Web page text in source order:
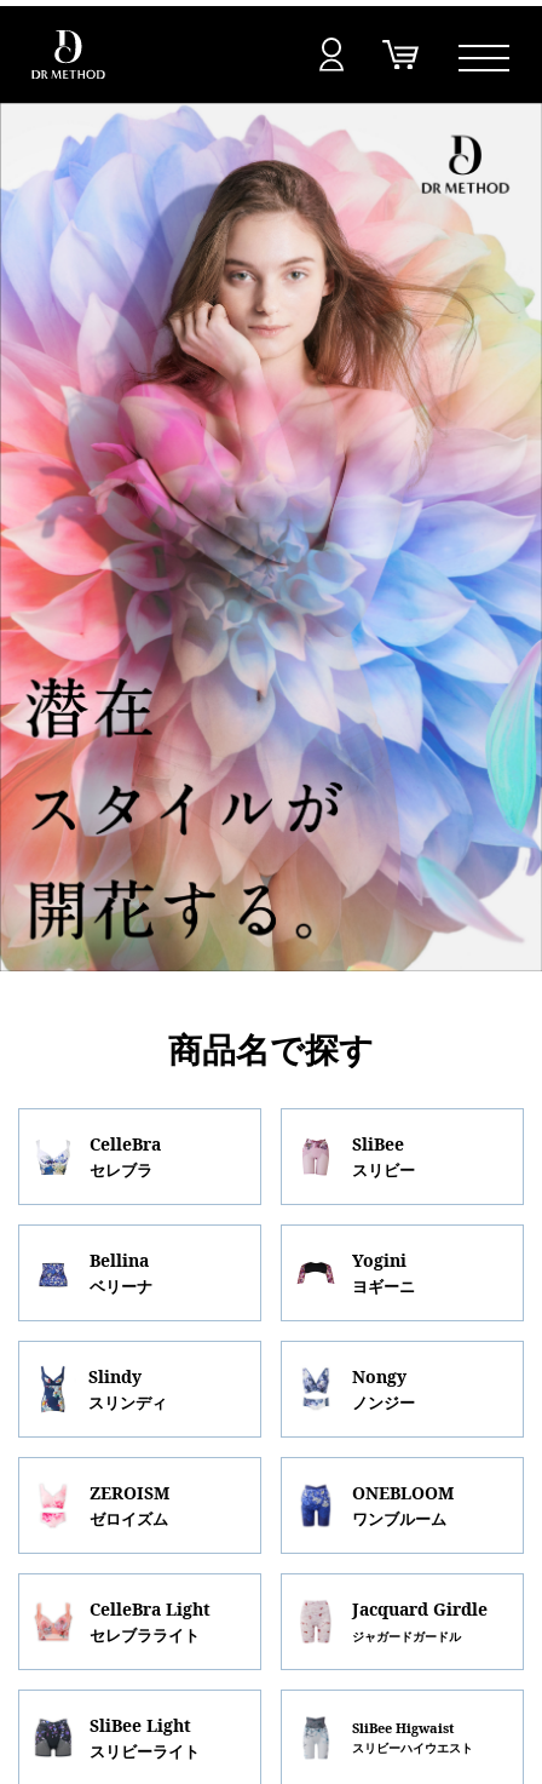
商品名で探す
CelleBra
セレブラ
SliBee
スリビー
Bellina
ベリーナ
Yogini
ヨギーニ
Slindy
スリンディ
Nongy
ノンジー
ZEROISM
ゼロイズム
ONEBLOOM
ワンブルーム
CelleBra Light
セレブラライト
Jacquard Girdle
ジャガードガードル
SliBee Light
スリビーライト
SliBee Higwaist
スリビーハイウエスト